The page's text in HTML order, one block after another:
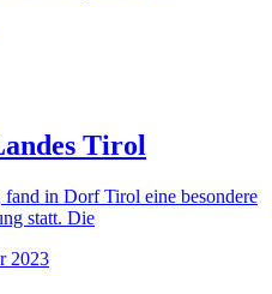
Tirol
fand in Dorf Tirol eine besondere
statt. Die
2023